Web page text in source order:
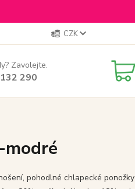
CZK
Zavolejte.
290
modré
pohodlné chlapecké